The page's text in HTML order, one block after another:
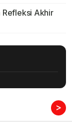
Refleksi Akhir
>